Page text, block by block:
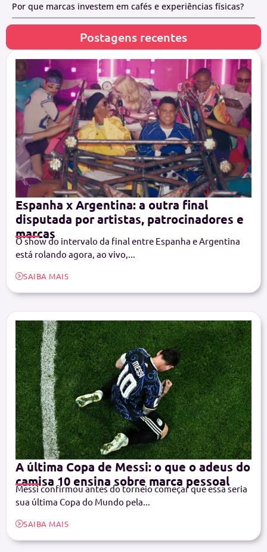
Por que marcas investem em cafés e experiências físicas?
Postagens recentes
Espanha x Argentina: a outra final
disputada por artistas, patrocinadores e
marcas
O show do intervalo da final entre Espanha e Argentina
está rolando agora, ao vivo,...
SAIBA MAIS
A última Copa de Messi: o que o adeus do
camisa 10 ensina sobre marca pessoal
Messi confirmou antes do torneio começar que essa seria
sua última Copa do Mundo pela...
SAIBA MAIS